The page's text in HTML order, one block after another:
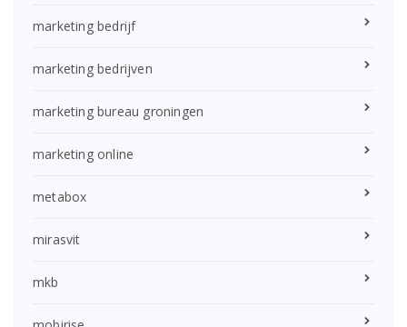
marketing bedrijf
marketing bedrijven
marketing bureau groningen
marketing online
metabox
mirasvit
mkb